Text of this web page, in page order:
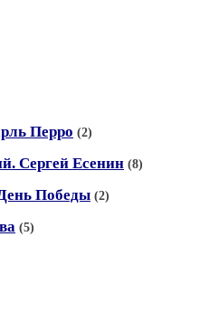
Перро (2)
Сергей Есенин (8)
Победы (2)
(5)